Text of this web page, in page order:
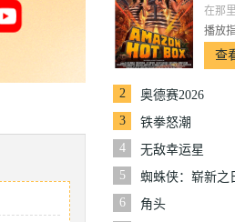
在那
播放
查
2
奥德赛2026
3
铁拳怒潮
4
无敌幸运星
5
蜘蛛侠：崭新之
6
角头